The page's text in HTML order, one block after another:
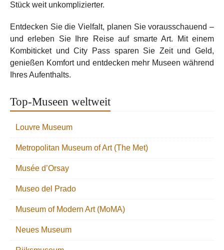
Stück weit unkomplizierter.
Entdecken Sie die Vielfalt, planen Sie vorausschauend –
und erleben Sie Ihre Reise auf smarte Art. Mit einem
Kombiticket und City Pass sparen Sie Zeit und Geld,
genießen Komfort und entdecken mehr Museen während
Ihres Aufenthalts.
Top-Museen weltweit
Louvre Museum
Metropolitan Museum of Art (The Met)
Musée d’Orsay
Museo del Prado
Museum of Modern Art (MoMA)
Neues Museum